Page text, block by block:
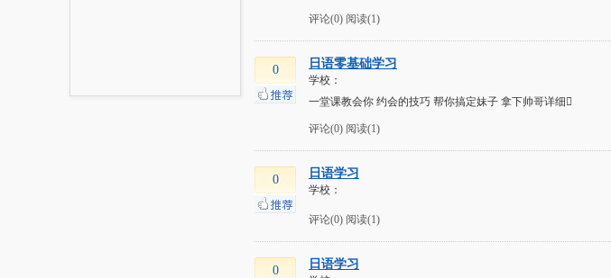
评论(0) 阅读(1)
0 日语零基础学习
学校：
一堂课教会你 约会的技巧 帮你搞定妹子 拿下帅哥详细
评论(0) 阅读(1)
0 日语学习
学校：
评论(0) 阅读(1)
0 日语学习